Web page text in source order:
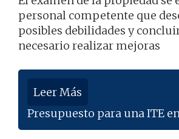
personal competente que
posibles debilidades y
necesario realizar mejoras
Leer Más
Presupuesto para una ITE